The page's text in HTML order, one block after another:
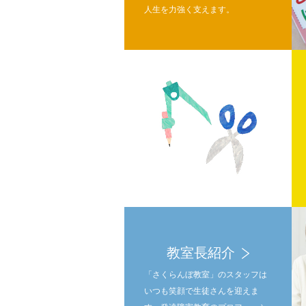
人生を力強く支えます。
教室長紹介
「さくらんぼ教室」のスタッフは
いつも笑顔で生徒さんを迎えま